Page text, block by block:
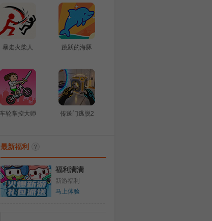
暴走火柴人 跳跃的海豚
车轮掌控大师 传送门逃脱2
最新福利
福利满满
新游福利
马上体验